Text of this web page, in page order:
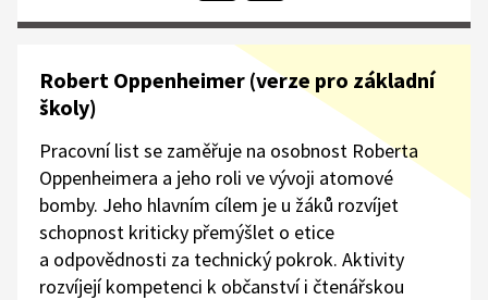
Robert Oppenheimer (verze pro základní
školy)
Pracovní list se zaměřuje na osobnost Roberta
Oppenheimera a jeho roli ve vývoji atomové
bomby. Jeho hlavním cílem je u žáků rozvíjet
schopnost kriticky přemýšlet o etice
a odpovědnosti za technický pokrok. Aktivity
rozvíjejí kompetenci k občanství i čtenářskou